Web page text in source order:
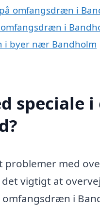
omfangsdræn i
i
i byer nær Bandholm
speciale
problemer med
vigtigt at
i